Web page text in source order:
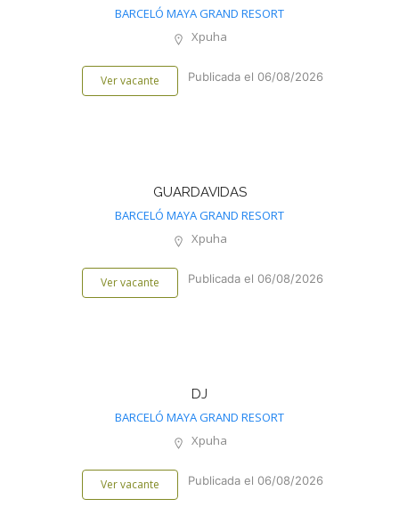
BARCELÓ MAYA GRAND RESORT
Xpuha
Ver vacante Publicada el 06/08/2026
GUARDAVIDAS
BARCELÓ MAYA GRAND RESORT
Xpuha
Ver vacante Publicada el 06/08/2026
DJ
BARCELÓ MAYA GRAND RESORT
Xpuha
Ver vacante Publicada el 06/08/2026